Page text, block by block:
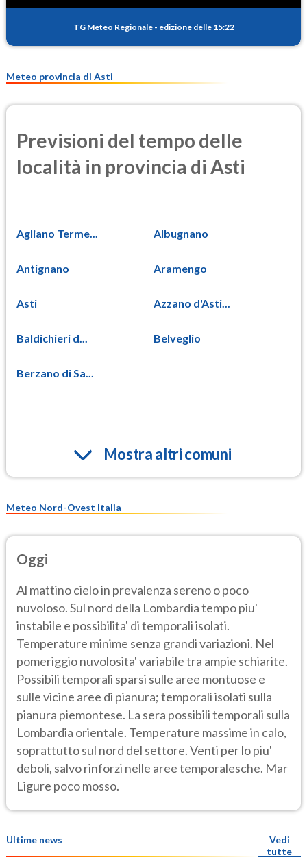
PM25
TG Meteo Regionale - edizione delle 15:22
Meteo provincia di Asti
Previsioni del tempo delle
località in provincia di Asti
Agliano Terme... Albugnano
Antignano Aramengo
Asti Azzano d'Asti...
Baldichieri d... Belveglio
Berzano di Sa...
Mostra altri comuni
Meteo Nord-Ovest Italia
Oggi
Al mattino cielo in prevalenza sereno o poco
nuvoloso. Sul nord della Lombardia tempo piu'
instabile e possibilita' di temporali isolati.
Temperature minime senza grandi variazioni. Nel
pomeriggio nuvolosita' variabile tra ampie schiarite.
Possibili temporali sparsi sulle aree montuose e
sulle vicine aree di pianura; temporali isolati sulla
pianura piemontese. La sera possibili temporali sulla
Lombardia orientale. Temperature massime in calo,
soprattutto sul nord del settore. Venti per lo piu'
deboli, salvo rinforzi nelle aree temporalesche. Mar
Ligure poco mosso.
Ultime news
Vedi
tutte